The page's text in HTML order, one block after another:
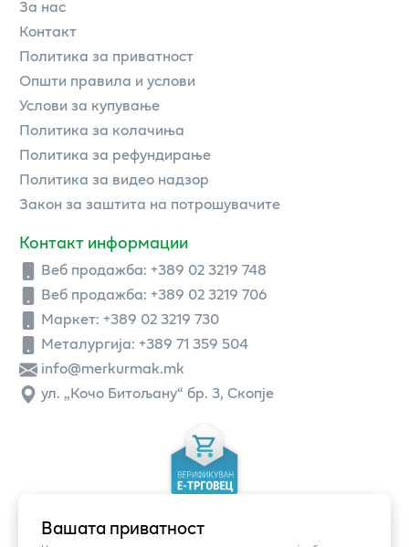
Вашата приватност
За нас
Контакт
Политика за приватност
Општи правила и услови
Услови за купување
Политика за колачиња
Политика за рефундирање
Политика за видео надзор
Закон за заштита на потрошувачите
Контакт информации
Веб продажба: +389 02 3219 748
Веб продажба: +389 02 3219 706
Маркет: +389 02 3219 730
Металургија: +389 71 359 504
info@merkurmak.mk
ул. „Кочо Битољану“ бр. 3, Скопје